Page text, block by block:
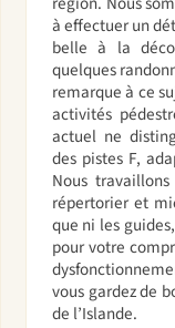
à effectuer un
belle à la
quelques
remarque à ce
activités
actuel ne
des pistes F,
Nous
répertorier et
que ni les
pour votre
vous gardez de
de l’Islande.